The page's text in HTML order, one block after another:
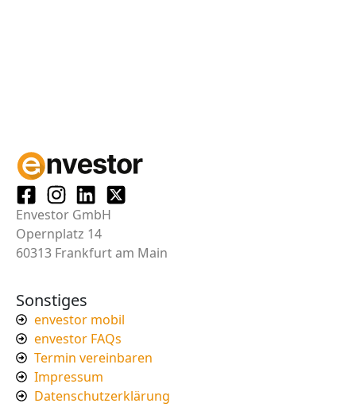
Envestor GmbH
Opernplatz 14
60313 Frankfurt am Main
Sonstiges
envestor mobil
envestor FAQs
Termin vereinbaren
Impressum
Datenschutzerklärung